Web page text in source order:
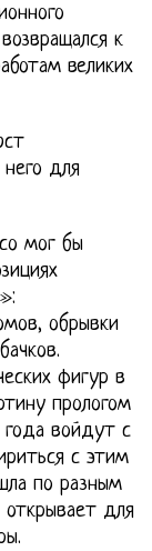
к
великих
для
мог бы
обрывки
фигур в
прологом
войдут с
с этим
по разным
для